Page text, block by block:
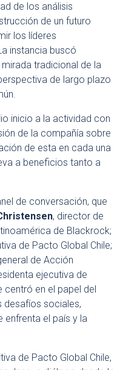
de los análisis
de un futuro
los líderes
instancia buscó
tradicional de la
de largo plazo
inicio a la actividad con
de la compañía sobre
de esta en cada una
a beneficios tanto a
de conversación, que
, director de
de Blackrock;
de Pacto Global Chile;
de Acción
ejecutiva de
centró en el papel del
desafíos sociales,
enfrenta el país y la
de Pacto Global Chile,